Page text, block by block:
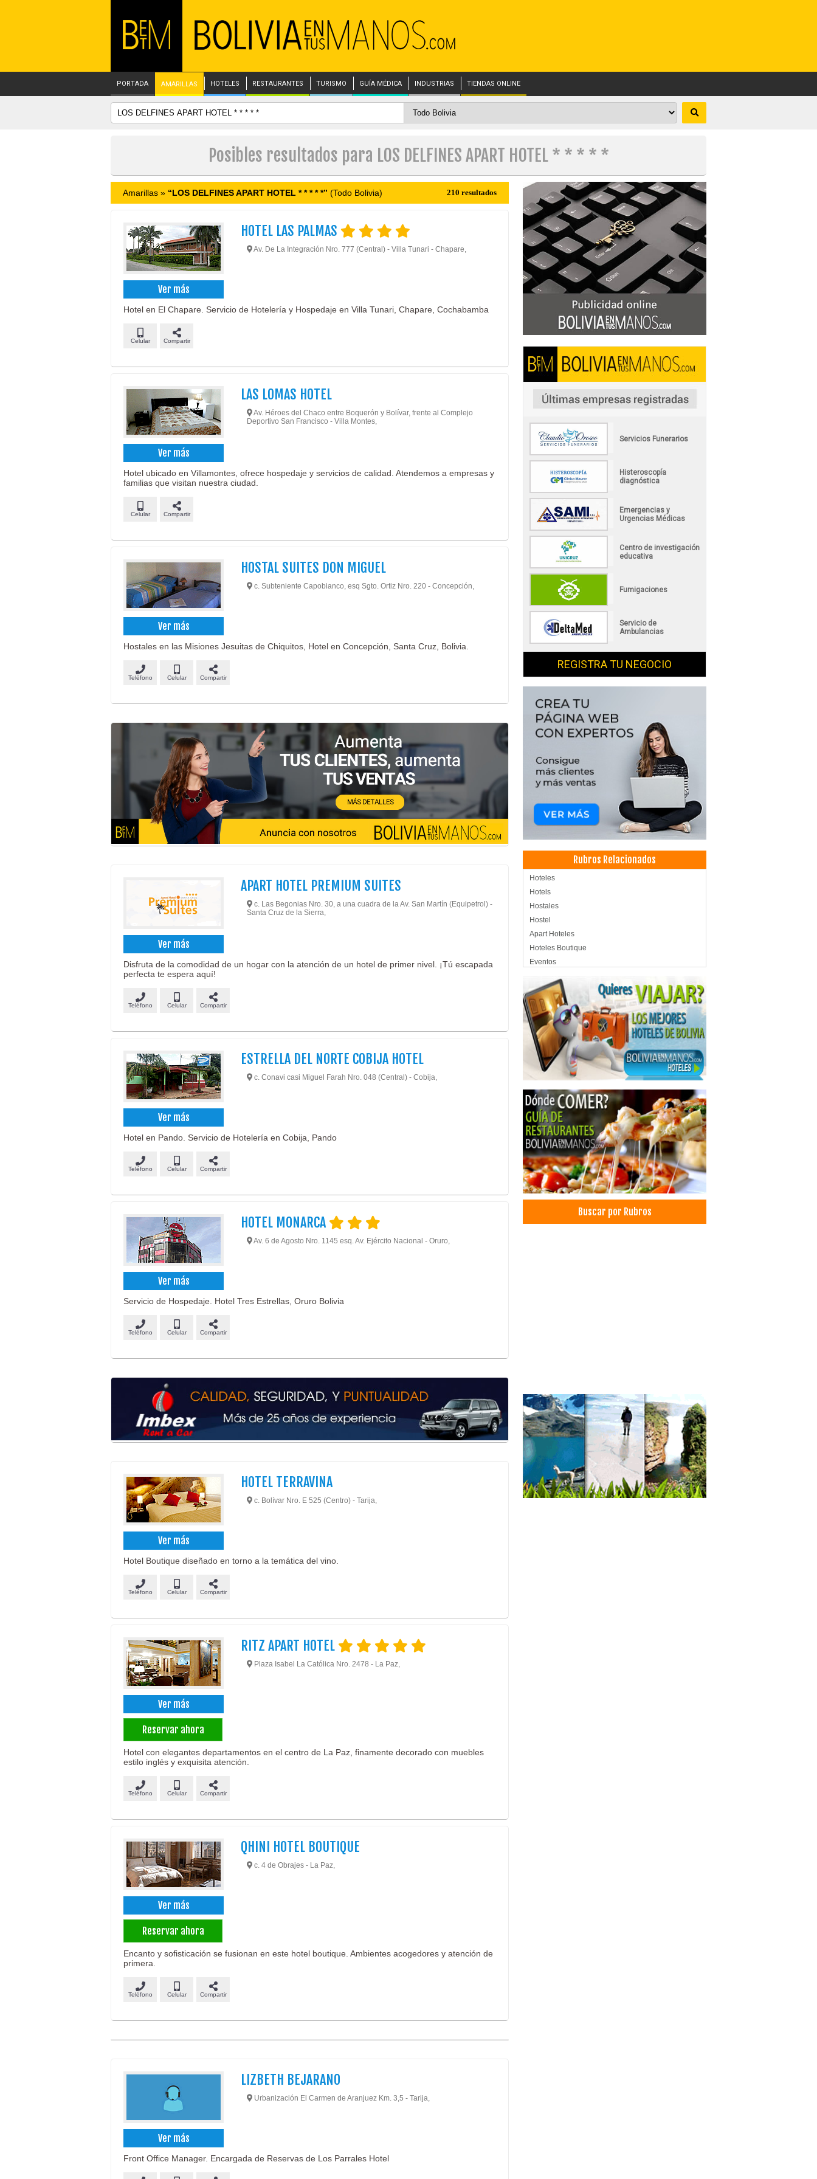
PORTADA AMARILLAS HOTELES RESTAURANTES TURISMO GUÍA MÉDICA INDUSTRIAS TIENDAS ONLINE
Posibles resultados para LOS DELFINES APART HOTEL * * * * *
Amarillas » “LOS DELFINES APART HOTEL * * * * *” (Todo Bolivia) 210 resultados
Ver más
HOTEL LAS PALMAS
Av. De La Integración Nro. 777 (Central) - Villa Tunari - Chapare,
Hotel en El Chapare. Servicio de Hotelería y Hospedaje en Villa Tunari, Chapare, Cochabamba
Celular Compartir
Ver más
LAS LOMAS HOTEL
Av. Héroes del Chaco entre Boquerón y Bolívar, frente al Complejo
Deportivo San Francisco - Villa Montes,
Hotel ubicado en Villamontes, ofrece hospedaje y servicios de calidad. Atendemos a empresas y
familias que visitan nuestra ciudad.
Celular Compartir
Ver más
HOSTAL SUITES DON MIGUEL
c. Subteniente Capobianco, esq Sgto. Ortiz Nro. 220 - Concepción,
Hostales en las Misiones Jesuitas de Chiquitos, Hotel en Concepción, Santa Cruz, Bolivia.
Teléfono Celular Compartir
Ver más
APART HOTEL PREMIUM SUITES
c. Las Begonias Nro. 30, a una cuadra de la Av. San Martín (Equipetrol) -
Santa Cruz de la Sierra,
Disfruta de la comodidad de un hogar con la atención de un hotel de primer nivel. ¡Tú escapada
perfecta te espera aquí!
Teléfono Celular Compartir
Ver más
ESTRELLA DEL NORTE COBIJA HOTEL
c. Conavi casi Miguel Farah Nro. 048 (Central) - Cobija,
Hotel en Pando. Servicio de Hotelería en Cobija, Pando
Teléfono Celular Compartir
Ver más
HOTEL MONARCA
Av. 6 de Agosto Nro. 1145 esq. Av. Ejército Nacional - Oruro,
Servicio de Hospedaje. Hotel Tres Estrellas, Oruro Bolivia
Teléfono Celular Compartir
Ver más
HOTEL TERRAVINA
c. Bolívar Nro. E 525 (Centro) - Tarija,
Hotel Boutique diseñado en torno a la temática del vino.
Teléfono Celular Compartir
Ver más
Reservar ahora
RITZ APART HOTEL
Plaza Isabel La Católica Nro. 2478 - La Paz,
Hotel con elegantes departamentos en el centro de La Paz, finamente decorado con muebles
estilo inglés y exquisita atención.
Teléfono Celular Compartir
Ver más
Reservar ahora
QHINI HOTEL BOUTIQUE
c. 4 de Obrajes - La Paz,
Encanto y sofisticación se fusionan en este hotel boutique. Ambientes acogedores y atención de
primera.
Teléfono Celular Compartir
Ver más
LIZBETH BEJARANO
Urbanización El Carmen de Aranjuez Km. 3,5 - Tarija,
Front Office Manager. Encargada de Reservas de Los Parrales Hotel
Servicios Funerarios
Histeroscopía
diagnóstica
Emergencias y
Urgencias Médicas
Centro de investigación
educativa
Fumigaciones
Servicio de
Ambulancias
REGISTRA TU NEGOCIO
Rubros Relacionados
Hoteles
Hotels
Hostales
Hostel
Apart Hoteles
Hoteles Boutique
Eventos
Centro de Convenciones
Alojamientos
Hotelería
Asistentes
Buscar por Rubros